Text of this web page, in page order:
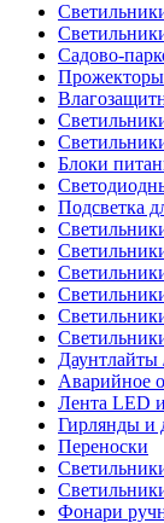
Садово-
Прожекторы
Блоки
Подсветка
Аварийное
Лента LED
Гирлянды и
Переноски
Фонари